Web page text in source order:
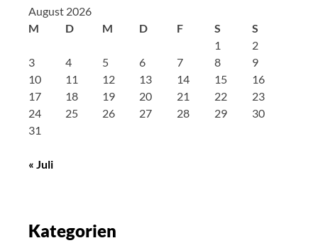
i
o
n
August 2026
M
D M D F S
S
1
2
3
4 5 6 7 8
9
10
11 12 13 14 15
16
17
18 19 20 21 22
23
24
25 26 27 28 29
30
31
« Juli
Kategorien